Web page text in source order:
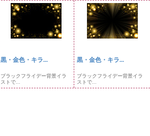
黒・金色・キラ...
ブラックフライデー背景イラ
ストで...
黒・金色・キラ...
ブラックフライデー背景イラ
ストで...